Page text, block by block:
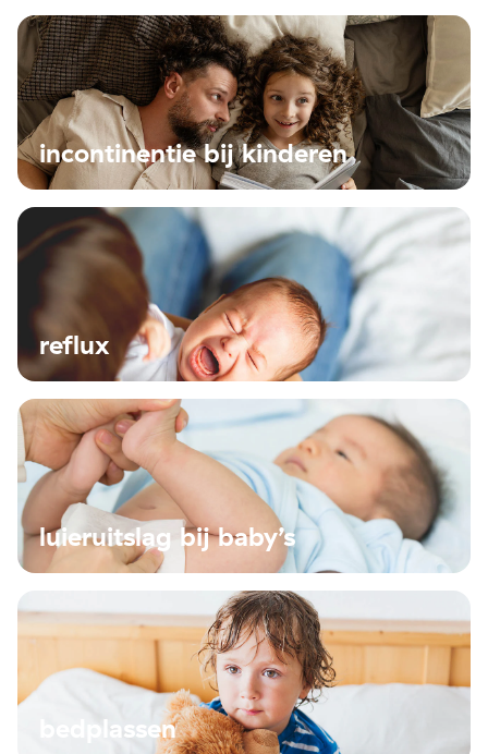
incontinentie bij kinderen
reflux
luieruitslag bij baby’s
bedplassen